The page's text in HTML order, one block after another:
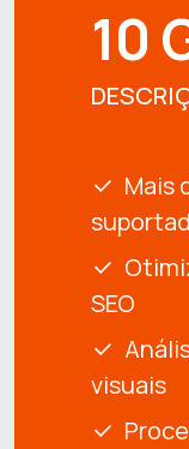
10
Mais
SEO
visuais